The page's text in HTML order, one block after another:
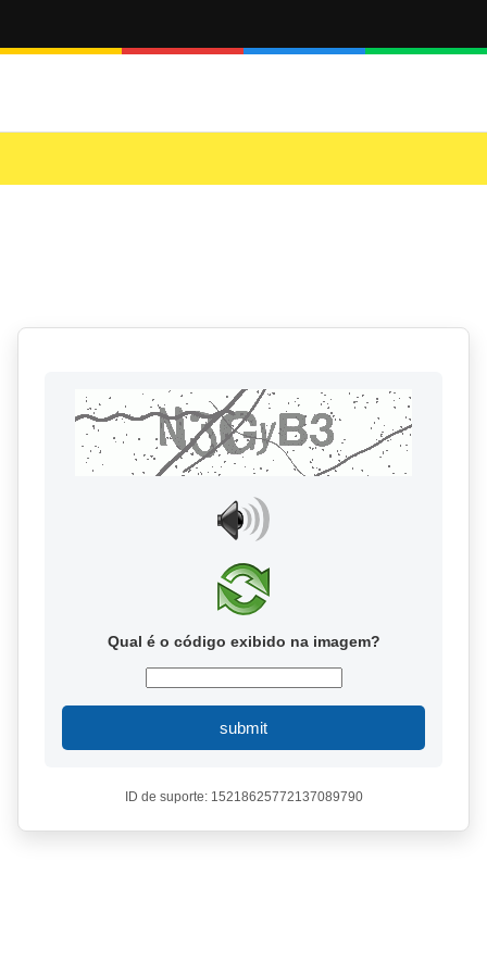
Qual é o código exibido na imagem?
submit
ID de suporte: 15218625772137089790